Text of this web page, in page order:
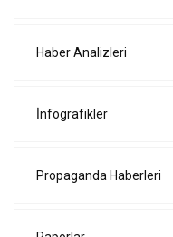
Haber Analizleri
İnfografikler
Propaganda Haberleri